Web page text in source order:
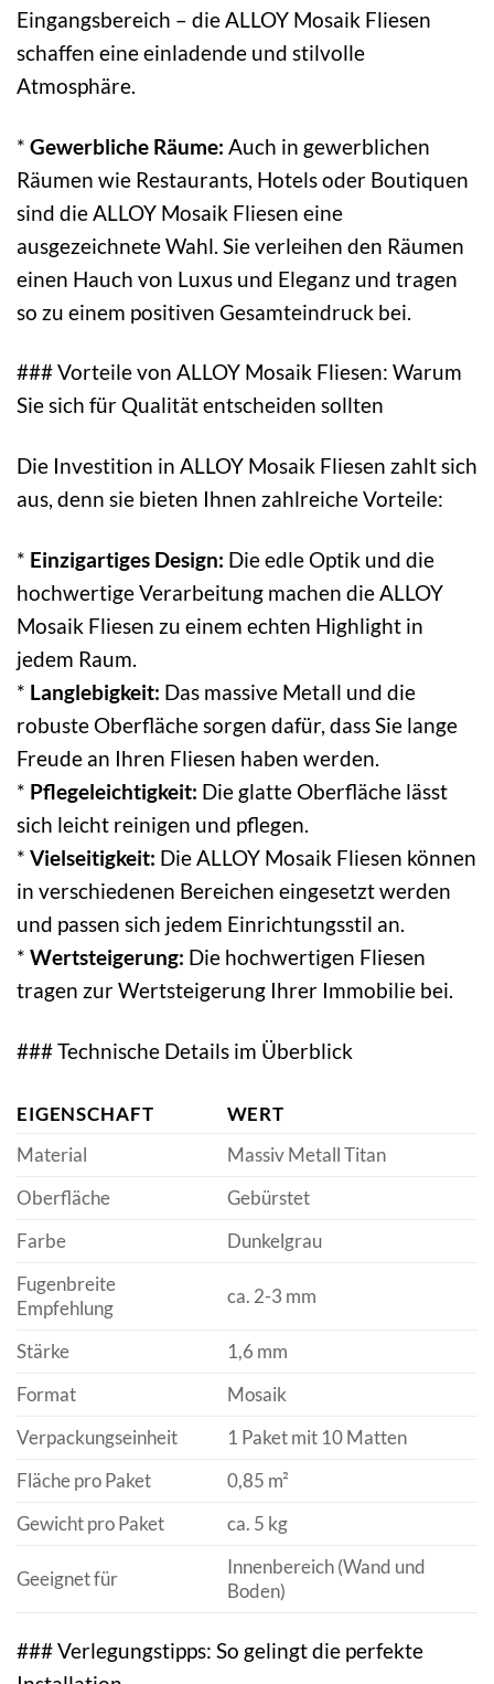
Eingangsbereich – die ALLOY Mosaik Fliesen
schaffen eine einladende und stilvolle
Atmosphäre.
* Gewerbliche Räume: Auch in gewerblichen
Räumen wie Restaurants, Hotels oder Boutiquen
sind die ALLOY Mosaik Fliesen eine
ausgezeichnete Wahl. Sie verleihen den Räumen
einen Hauch von Luxus und Eleganz und tragen
so zu einem positiven Gesamteindruck bei.
### Vorteile von ALLOY Mosaik Fliesen: Warum
Sie sich für Qualität entscheiden sollten
Die Investition in ALLOY Mosaik Fliesen zahlt sich
aus, denn sie bieten Ihnen zahlreiche Vorteile:
* Einzigartiges Design: Die edle Optik und die
hochwertige Verarbeitung machen die ALLOY
Mosaik Fliesen zu einem echten Highlight in
jedem Raum.
* Langlebigkeit: Das massive Metall und die
robuste Oberfläche sorgen dafür, dass Sie lange
Freude an Ihren Fliesen haben werden.
* Pflegeleichtigkeit: Die glatte Oberfläche lässt
sich leicht reinigen und pflegen.
* Vielseitigkeit: Die ALLOY Mosaik Fliesen können
in verschiedenen Bereichen eingesetzt werden
und passen sich jedem Einrichtungsstil an.
* Wertsteigerung: Die hochwertigen Fliesen
tragen zur Wertsteigerung Ihrer Immobilie bei.
### Technische Details im Überblick
EIGENSCHAFT
WERT
Material
Massiv Metall Titan
Oberfläche
Gebürstet
Farbe
Dunkelgrau
Fugenbreite
Empfehlung
ca. 2-3 mm
Stärke
1,6 mm
Format
Mosaik
Verpackungseinheit
1 Paket mit 10 Matten
Fläche pro Paket
0,85 m²
Gewicht pro Paket
ca. 5 kg
Geeignet für
Innenbereich (Wand und
Boden)
### Verlegungstipps: So gelingt die perfekte